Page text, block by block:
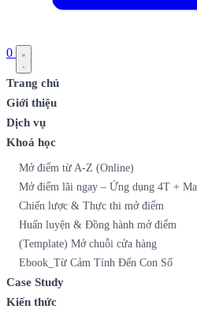
0
Trang chủ
Giới thiệu
Dịch vụ
Khoá học
Mở điểm từ A-Z (Online)
Mở điểm lãi ngay – Ứng dụng 4T +
Chiến lược & Thực thi mở điểm
Huấn luyện & Đồng hành mở điểm
(Template) Mở chuỗi cửa hàng
Ebook_Từ Cảm Tính Đến Con Số
Case Study
Kiến thức